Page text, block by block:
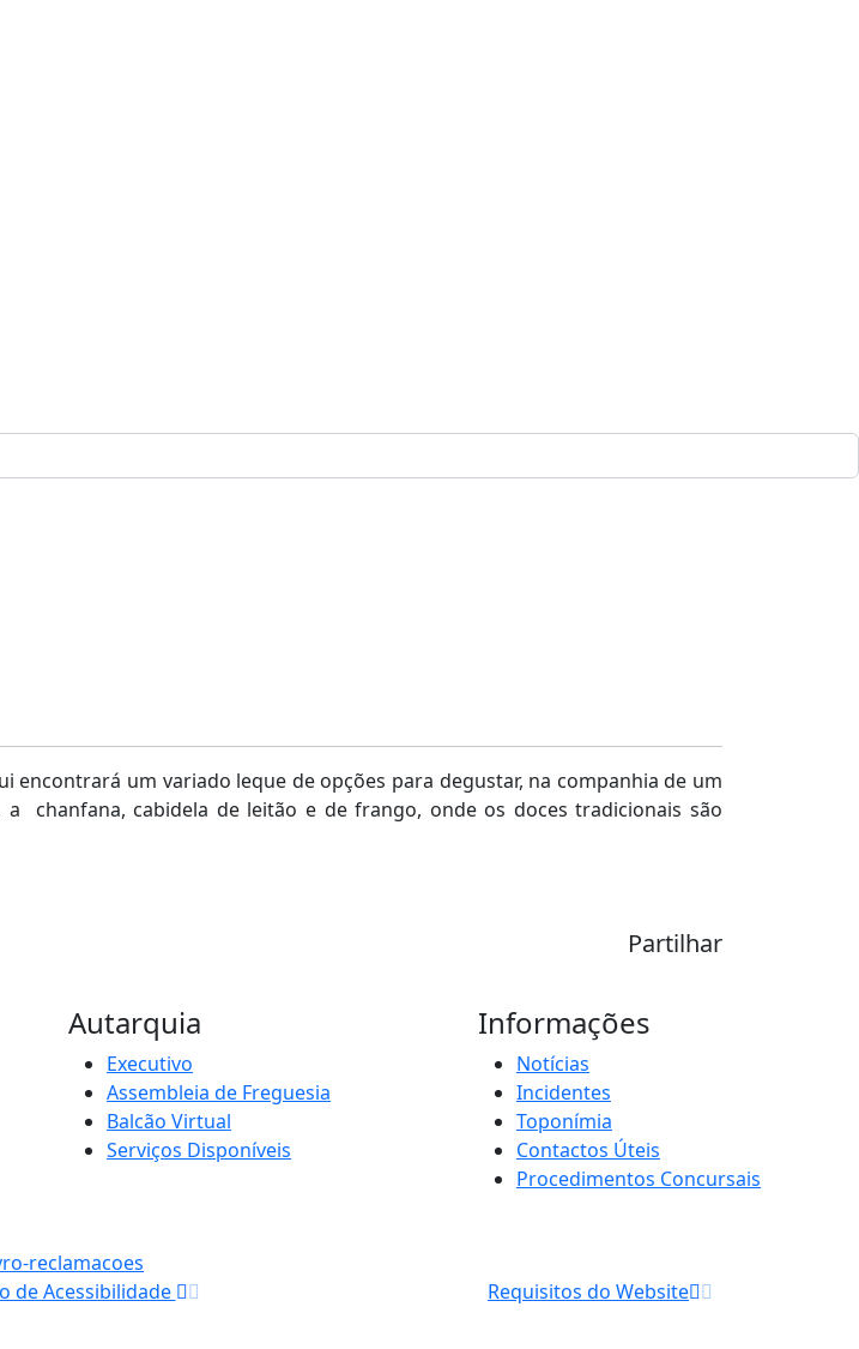
um variado leque de opções para degustar, na companhia de um
chanfana, cabidela de leitão e de frango, onde os doces tradicionais são
Partilhar
Autarquia
Executivo
Assembleia de Freguesia
Balcão Virtual
Serviços Disponíveis
Informações
Notícias
Incidentes
Toponímia
Contactos Úteis
Procedimentos Concursais
de Acessibilidade
Requisitos do Website